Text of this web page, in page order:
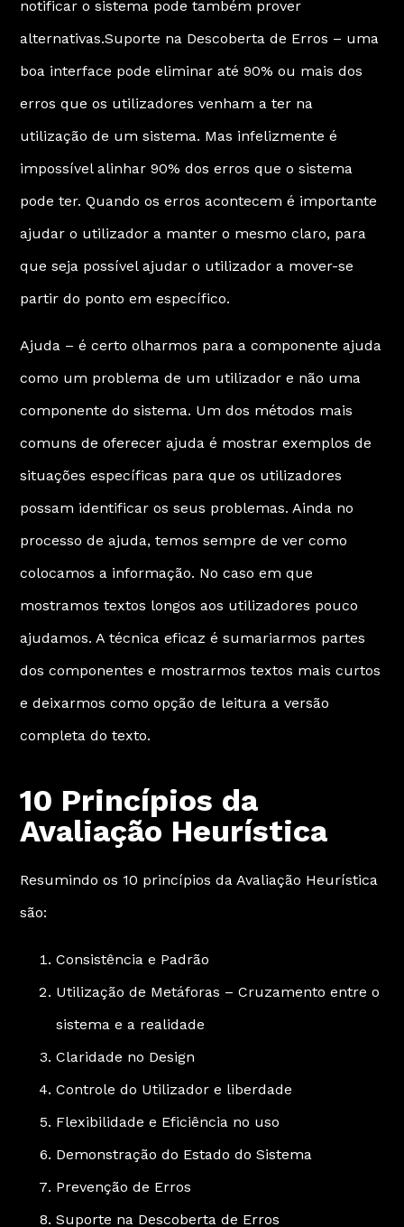
notificar o sistema pode também prover
alternativas.Suporte na Descoberta de Erros – uma
boa interface pode eliminar até 90% ou mais dos
erros que os utilizadores venham a ter na
utilização de um sistema. Mas infelizmente é
impossível alinhar 90% dos erros que o sistema
pode ter. Quando os erros acontecem é importante
ajudar o utilizador a manter o mesmo claro, para
que seja possível ajudar o utilizador a mover-se
partir do ponto em específico.
Ajuda – é certo olharmos para a componente ajuda
como um problema de um utilizador e não uma
componente do sistema. Um dos métodos mais
comuns de oferecer ajuda é mostrar exemplos de
situações específicas para que os utilizadores
possam identificar os seus problemas. Ainda no
processo de ajuda, temos sempre de ver como
colocamos a informação. No caso em que
mostramos textos longos aos utilizadores pouco
ajudamos. A técnica eficaz é sumariarmos partes
dos componentes e mostrarmos textos mais curtos
e deixarmos como opção de leitura a versão
completa do texto.
10 Princípios da
Avaliação Heurística
Resumindo os 10 princípios da Avaliação Heurística
são:
Consistência e Padrão
Utilização de Metáforas – Cruzamento entre o
sistema e a realidade
Claridade no Design
Controle do Utilizador e liberdade
Flexibilidade e Eficiência no uso
Demonstração do Estado do Sistema
Prevenção de Erros
Suporte na Descoberta de Erros